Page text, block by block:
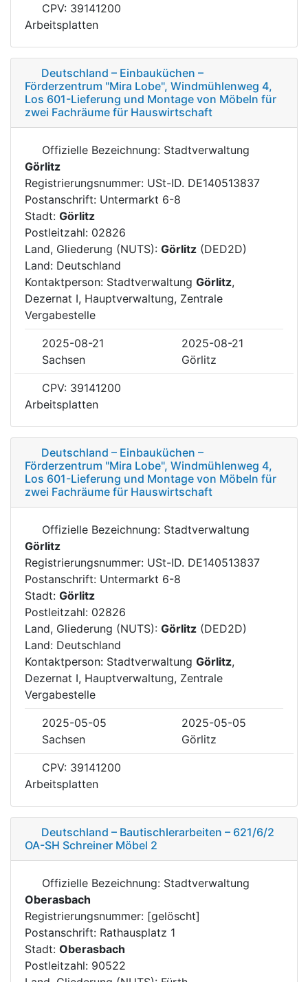
CPV: 39141200
Arbeitsplatten
Deutschland – Einbauküchen –
Förderzentrum "Mira Lobe", Windmühlenweg 4,
Los 601-Lieferung und Montage von Möbeln für
zwei Fachräume für Hauswirtschaft
Offizielle Bezeichnung: Stadtverwaltung
Görlitz
Registrierungsnummer: USt-ID. DE140513837
Postanschrift: Untermarkt 6-8
Stadt: Görlitz
Postleitzahl: 02826
Land, Gliederung (NUTS): Görlitz (DED2D)
Land: Deutschland
Kontaktperson: Stadtverwaltung Görlitz,
Dezernat I, Hauptverwaltung, Zentrale
Vergabestelle
2025-08-21
2025-08-21
Sachsen
Görlitz
CPV: 39141200
Arbeitsplatten
Deutschland – Einbauküchen –
Förderzentrum "Mira Lobe", Windmühlenweg 4,
Los 601-Lieferung und Montage von Möbeln für
zwei Fachräume für Hauswirtschaft
Offizielle Bezeichnung: Stadtverwaltung
Görlitz
Registrierungsnummer: USt-ID. DE140513837
Postanschrift: Untermarkt 6-8
Stadt: Görlitz
Postleitzahl: 02826
Land, Gliederung (NUTS): Görlitz (DED2D)
Land: Deutschland
Kontaktperson: Stadtverwaltung Görlitz,
Dezernat I, Hauptverwaltung, Zentrale
Vergabestelle
2025-05-05
2025-05-05
Sachsen
Görlitz
CPV: 39141200
Arbeitsplatten
Deutschland – Bautischlerarbeiten – 621/6/2
OA-SH Schreiner Möbel 2
Offizielle Bezeichnung: Stadtverwaltung
Oberasbach
Registrierungsnummer: [gelöscht]
Postanschrift: Rathausplatz 1
Stadt: Oberasbach
Postleitzahl: 90522